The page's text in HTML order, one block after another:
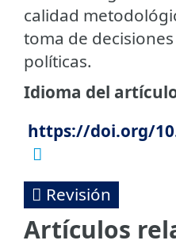
calidad
toma de
políticas.
Idioma del
https://doi.org/
Revisión
Artículos